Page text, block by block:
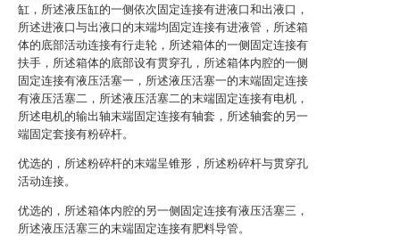
缸，所述液压缸的一侧依次固定连接有进液口和出液口，
所述进液口与出液口的末端均固定连接有进液管，所述箱
体的底部活动连接有行走轮，所述箱体的一侧固定连接有
扶手，所述箱体的底部设有贯穿孔，所述箱体内腔的一侧
固定连接有液压活塞一，所述液压活塞一的末端固定连接
有液压活塞二，所述液压活塞二的末端固定连接有电机，
所述电机的输出轴末端固定连接有轴套，所述轴套的另一
端固定套接有粉碎杆。
优选的，所述粉碎杆的末端呈锥形，所述粉碎杆与贯穿孔
活动连接。
优选的，所述箱体内腔的另一侧固定连接有液压活塞三，
所述液压活塞三的末端固定连接有肥料导管。